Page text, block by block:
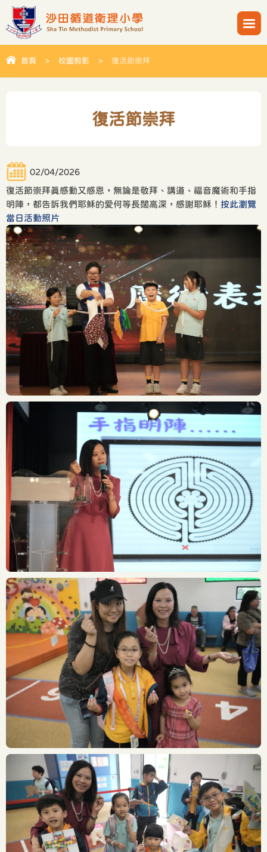
首頁 > 校園剪影 > 復活節崇拜
復活節崇拜
02/04/2026
復活節崇拜真感動又感恩，無論是敬拜、講道、福音魔術和手指
明陣，都告訴我們耶穌的愛何等長闊高深，感謝耶穌！ 按此瀏覽
當日活動照片